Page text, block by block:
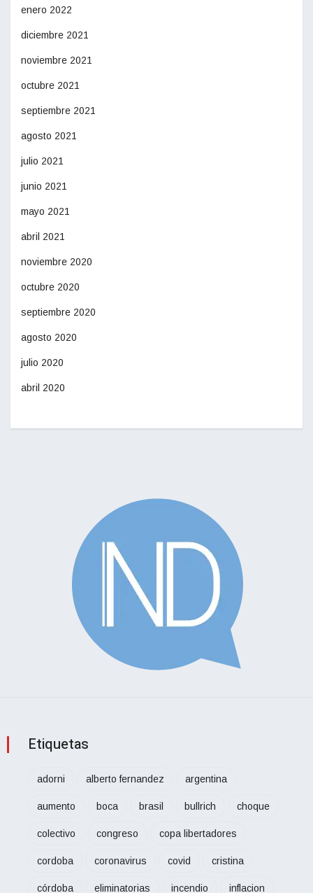
enero 2022
diciembre 2021
noviembre 2021
octubre 2021
septiembre 2021
agosto 2021
julio 2021
junio 2021
mayo 2021
abril 2021
noviembre 2020
octubre 2020
septiembre 2020
agosto 2020
julio 2020
abril 2020
Etiquetas
adorni alberto fernandez argentina
aumento boca brasil bullrich choque
colectivo congreso copa libertadores
cordoba coronavirus covid cristina
córdoba eliminatorias incendio inflacion